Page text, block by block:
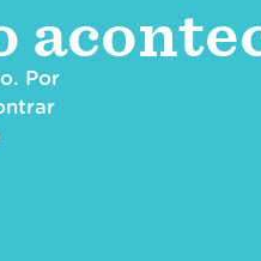
Por